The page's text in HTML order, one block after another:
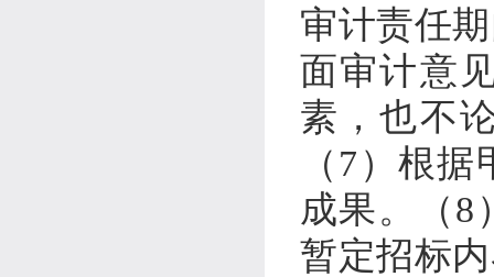
审计责任
面审计意
素，也不
（ 7 ）根据
成果。（8
暂定招标